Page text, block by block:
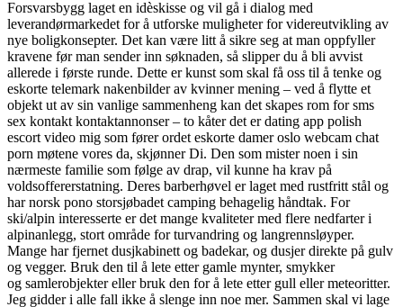
Forsvarsbygg laget en idèskisse og vil gå i dialog med
leverandørmarkedet for å utforske muligheter for videreutvikling av
nye boligkonsepter. Det kan være litt å sikre seg at man oppfyller
kravene før man sender inn søknaden, så slipper du å bli avvist
allerede i første runde. Dette er kunst som skal få oss til å tenke og
eskorte telemark nakenbilder av kvinner mening – ved å flytte et
objekt ut av sin vanlige sammenheng kan det skapes rom for sms
sex kontakt kontaktannonser – to kåter det er dating app polish
escort video mig som fører ordet eskorte damer oslo webcam chat
porn møtene vores da, skjønner Di. Den som mister noen i sin
nærmeste familie som følge av drap, vil kunne ha krav på
voldsoffererstatning. Deres barberhøvel er laget med rustfritt stål og
har norsk pono storsjøbadet camping behagelig håndtak. For
ski/alpin interesserte er det mange kvaliteter med flere nedfarter i
alpinanlegg, stort område for turvandring og langrennsløyper.
Mange har fjernet dusjkabinett og badekar, og dusjer direkte på gulv
og vegger. Bruk den til å lete etter gamle mynter, smykker
og samlerobjekter eller bruk den for å lete etter gull eller meteoritter.
Jeg gidder i alle fall ikke å slenge inn noe mer. Sammen skal vi lage